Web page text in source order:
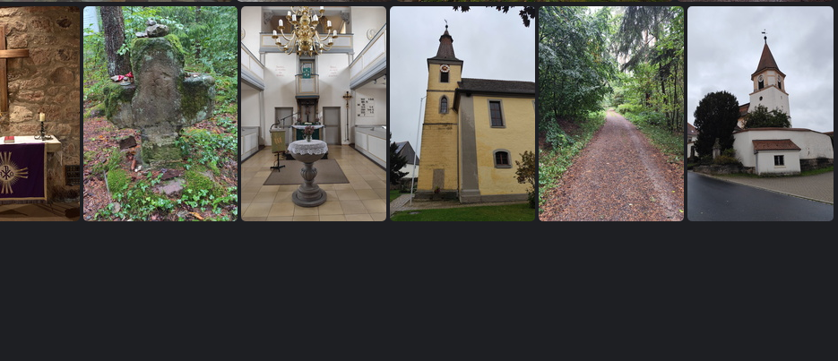
Mittelfränkischer Jakobusweg: Heilsbronn - Schönbronn Mittelfränkischer Jakobusweg: Heilsbronn - Schönbronn Mittelfränkischer Jakobusweg: Heilsbronn - Schönbronn